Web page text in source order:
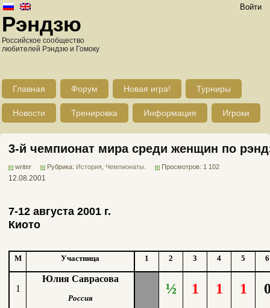
Войти
Рэндзю
Российское сообщество
любителей Рэндзю и Гомоку
Главная Форум Новая игра! Турниры
Новости Тренировка Информация Игроки
3-й чемпионат мира среди женщин по
writer Рубрика: История Чемпионаты Просмотров: 1 102
12.08.2001
7-12 августа 2001 г.
Киото
М Участница 1 2 3 4 5 6
1
Юлия Саврасова
½ 1 1 1
Россия